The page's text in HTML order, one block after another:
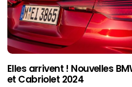
Elles arrivent ! Nouvelles
et Cabriolet 2024